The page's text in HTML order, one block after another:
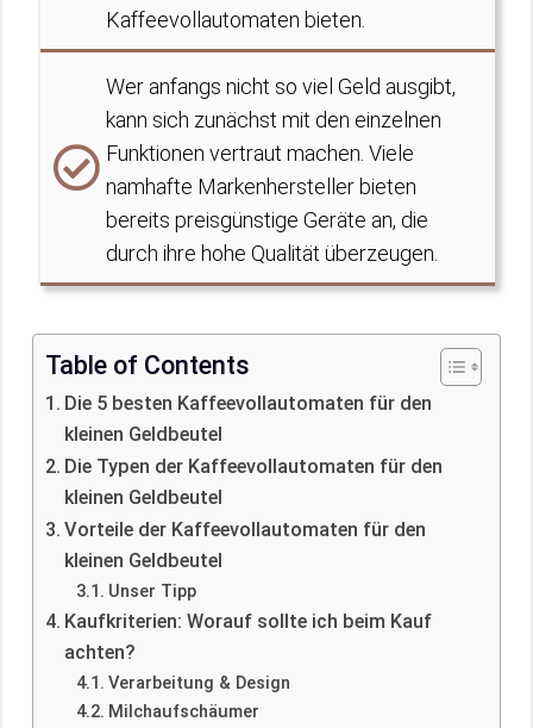
Kaffeevollautomaten bieten.
Wer anfangs nicht so viel Geld ausgibt,
kann sich zunächst mit den einzelnen
Funktionen vertraut machen. Viele
namhafte Markenhersteller bieten
bereits preisgünstige Geräte an, die
durch ihre hohe Qualität überzeugen.
Table of Contents
Die 5 besten Kaffeevollautomaten für den
kleinen Geldbeutel
Die Typen der Kaffeevollautomaten für den
kleinen Geldbeutel
Vorteile der Kaffeevollautomaten für den
kleinen Geldbeutel
Unser Tipp
Kaufkriterien: Worauf sollte ich beim Kauf
achten?
Verarbeitung & Design
Milchaufschäumer